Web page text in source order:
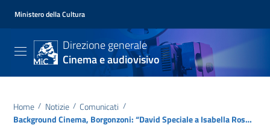
Ministero della Cultura
Direzione generale
Cinema e audiovisivo
Home / Notizie / Comunicati /
Background Cinema, Borgonzoni: “David Speciale a Isabella Rossellini meritato riconoscimento e omaggio a bravissima interprete”